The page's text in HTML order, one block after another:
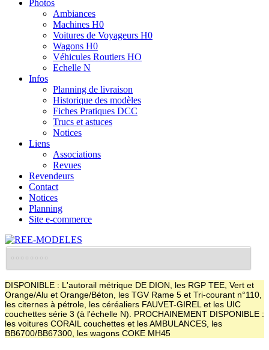
Photos
Ambiances
Machines H0
Voitures de Voyageurs H0
Wagons H0
Véhicules Routiers HO
Echelle N
Infos
Planning de livraison
Historique des modèles
Fiches Pratiques DCC
Trucs et astuces
Notices
Liens
Associations
Revues
Revendeurs
Contact
Notices
Planning
Site e-commerce
DISPONIBLE : L'autorail métrique DE DION, les RGP TEE, Vert et
Orange/Alu et Orange/Béton, les TGV Rame 5 et Tri-courant n°110,
les citernes à pétrole, les céréaliers FAUVET-GIREL et les UIC
couchettes série 3 (à l'échelle N). PROCHAINEMENT DISPONIBLE :
les voitures CORAIL couchettes et les AMBULANCES, les
BB6700/BB67300, les wagons COKE MH45